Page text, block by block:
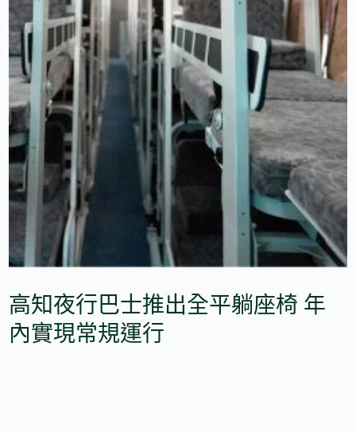
高知夜行巴士推出全平躺座椅 年
內實現常規運行